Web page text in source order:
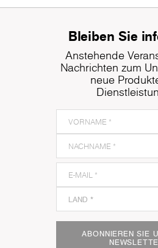
Bleiben Sie
Anstehende
Nachrichten zum
neue
ABONNIEREN SIE